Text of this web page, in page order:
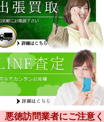
徳訪問業者にご注意く